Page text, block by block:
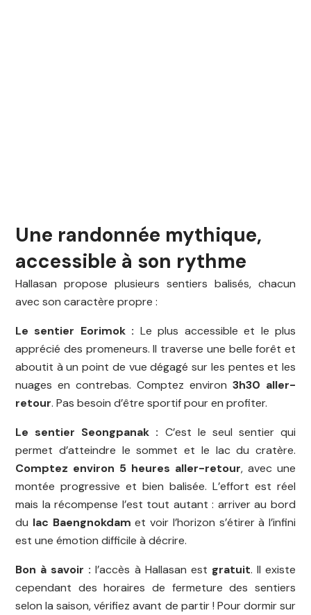
Une randonnée mythique,
accessible à son rythme
Hallasan propose plusieurs sentiers balisés, chacun
avec son caractère propre :
Le sentier Eorimok : Le plus accessible et le plus
apprécié des promeneurs. Il traverse une belle forêt et
aboutit à un point de vue dégagé sur les pentes et les
nuages en contrebas. Comptez environ 3h30 aller-
retour. Pas besoin d’être sportif pour en profiter.
Le sentier Seongpanak : C’est le seul sentier qui
permet d’atteindre le sommet et le lac du cratère.
Comptez environ 5 heures aller-retour, avec une
montée progressive et bien balisée. L’effort est réel
mais la récompense l’est tout autant : arriver au bord
du lac Baengnokdam et voir l’horizon s’étirer à l’infini
est une émotion difficile à décrire.
Bon à savoir : l’accès à Hallasan est gratuit. Il existe
cependant des horaires de fermeture des sentiers
selon la saison, vérifiez avant de partir ! Pour dormir sur